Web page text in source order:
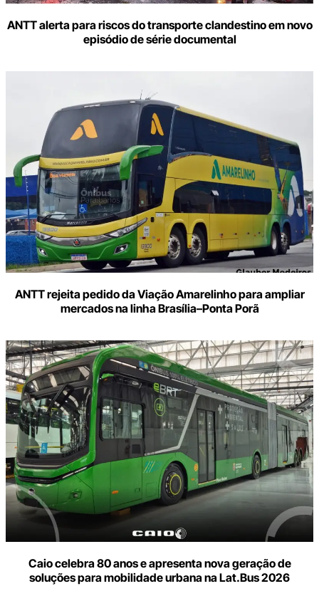
ANTT alerta para riscos do transporte clandestino em novo
episódio de série documental
ANTT rejeita pedido da Viação Amarelinho para ampliar
mercados na linha Brasília–Ponta Porã
Caio celebra 80 anos e apresenta nova geração de
soluções para mobilidade urbana na Lat.Bus 2026